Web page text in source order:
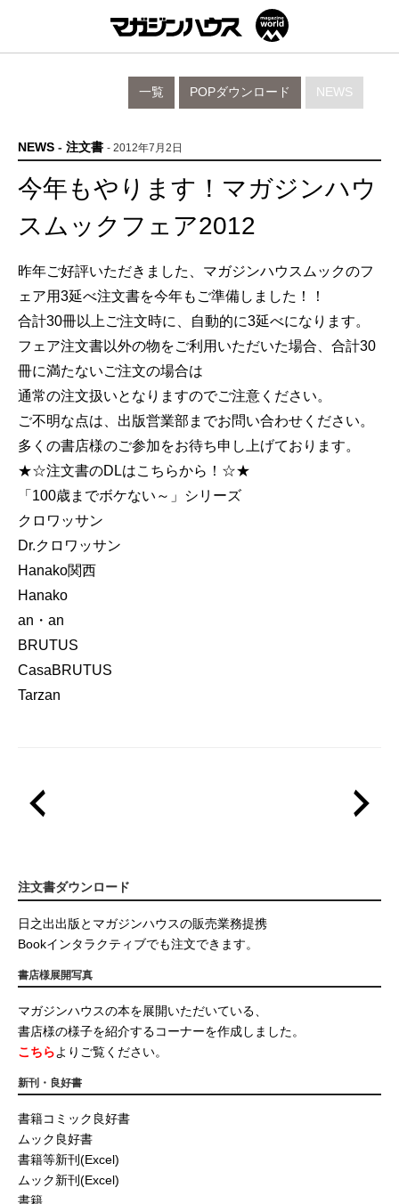
NEWS
POPダウンロード
一覧
NEWS - 注文書 - 2012年7月2日
今年もやります！マガジンハウ
スムックフェア2012
昨年ご好評いただきました、マガジンハウスムックのフ
ェア用3延べ注文書を今年もご準備しました！！
合計30冊以上ご注文時に、自動的に3延べになります。
フェア注文書以外の物をご利用いただいた場合、合計30
冊に満たないご注文の場合は
通常の注文扱いとなりますのでご注意ください。
ご不明な点は、出版営業部までお問い合わせください。
多くの書店様のご参加をお待ち申し上げております。
★☆注文書のDLはこちらから！☆★
「100歳までボケない～」シリーズ
クロワッサン
Dr.クロワッサン
Hanako関西
Hanako
an・an
BRUTUS
CasaBRUTUS
Tarzan
注文書ダウンロード
日之出出版とマガジンハウスの販売業務提携
Bookインタラクティブでも注文できます。
書店様展開写真
マガジンハウスの本を展開いただいている、
書店様の様子を紹介するコーナーを作成しました。
こちらよりご覧ください。
新刊・良好書
書籍コミック良好書
ムック良好書
書籍等新刊(Excel)
ムック新刊(Excel)
書籍